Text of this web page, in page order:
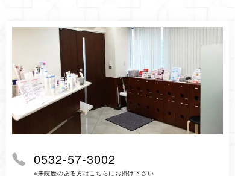
0532-57-3002
※来院歴のある方はこちらにお掛け下さい